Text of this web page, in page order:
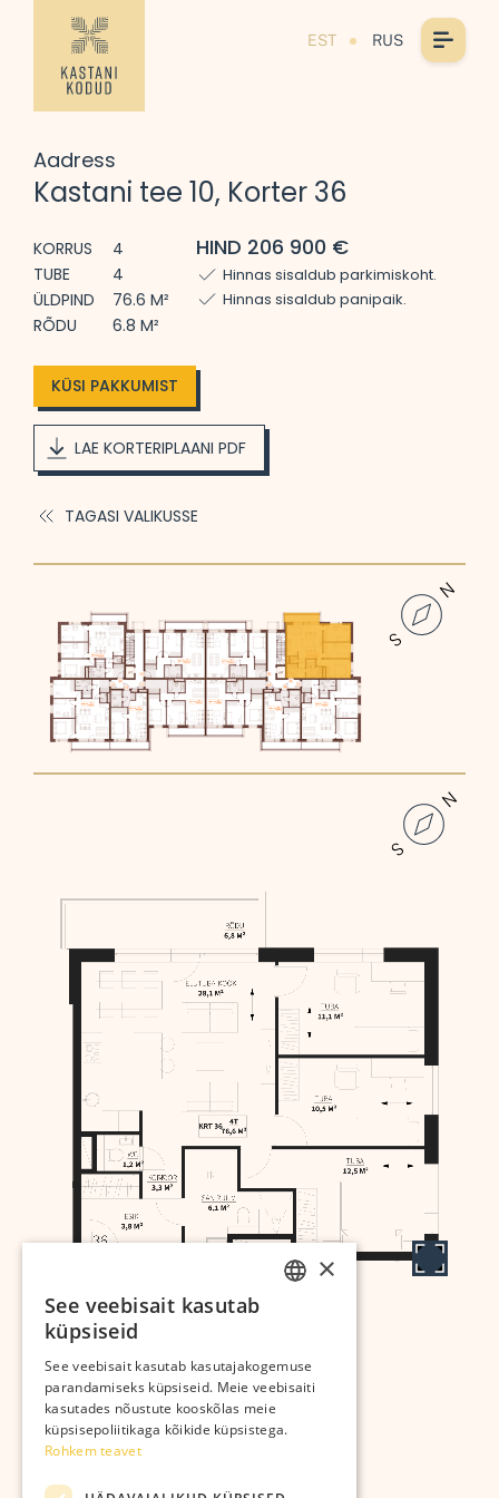
EST RUS
Aadress
Kastani tee 10, Korter 36
KORRUS
4
TUBE
4
ÜLDPIND
76.6 M²
RÕDU
6.8 M²
HIND 206 900 €
Hinnas sisaldub parkimiskoht.
Hinnas sisaldub panipaik.
KÜSI PAKKUMIST
LAE KORTERIPLAANI PDF
TAGASI VALIKUSSE
Arendab:
×
See veebisait kasutab
küpsiseid
See veebisait kasutab kasutajakogemuse
parandamiseks küpsiseid. Meie veebisaiti
kasutades nõustute kooskõlas meie
küpsisepoliitikaga kõikide küpsistega.
Rohkem teavet